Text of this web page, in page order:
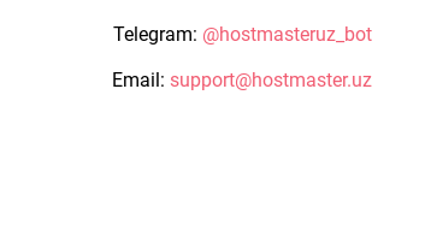
Telegram: @hostmasteruz_bot
Email: support@hostmaster.uz